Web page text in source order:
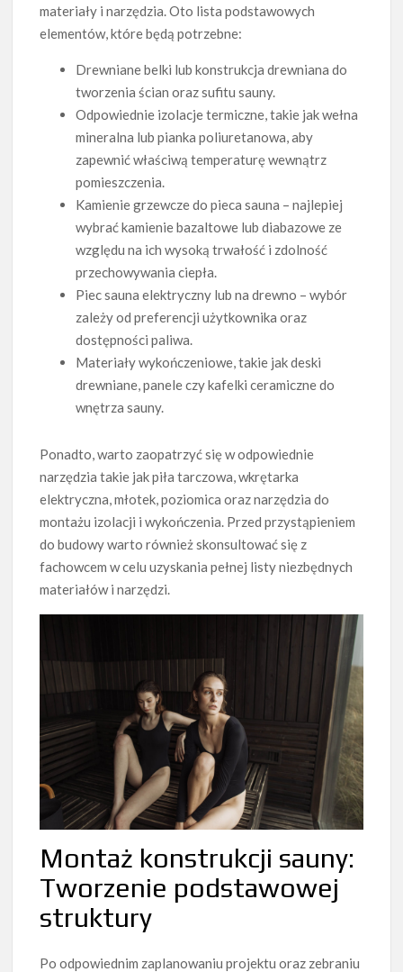
materiały i narzędzia. Oto lista podstawowych
elementów, które będą potrzebne:
Drewniane belki lub konstrukcja drewniana do
tworzenia ścian oraz sufitu sauny.
Odpowiednie izolacje termiczne, takie jak wełna
mineralna lub pianka poliuretanowa, aby
zapewnić właściwą temperaturę wewnątrz
pomieszczenia.
Kamienie grzewcze do pieca sauna – najlepiej
wybrać kamienie bazaltowe lub diabazowe ze
względu na ich wysoką trwałość i zdolność
przechowywania ciepła.
Piec sauna elektryczny lub na drewno – wybór
zależy od preferencji użytkownika oraz
dostępności paliwa.
Materiały wykończeniowe, takie jak deski
drewniane, panele czy kafelki ceramiczne do
wnętrza sauny.
Ponadto, warto zaopatrzyć się w odpowiednie
narzędzia takie jak piła tarczowa, wkrętarka
elektryczna, młotek, poziomica oraz narzędzia do
montażu izolacji i wykończenia. Przed przystąpieniem
do budowy warto również skonsultować się z
fachowcem w celu uzyskania pełnej listy niezbędnych
materiałów i narzędzi.
Montaż konstrukcji sauny:
Tworzenie podstawowej
struktury
Po odpowiednim zaplanowaniu projektu oraz zebraniu